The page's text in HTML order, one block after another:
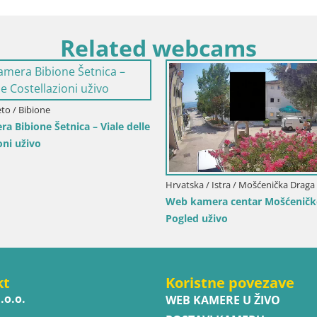
Related webcams
Hrvatska / Karlovačka / Karlovac
Web kamera Karlovac – Dvorac Dubovac
Koristne povezave
WEB KAMERE U ŽIVO